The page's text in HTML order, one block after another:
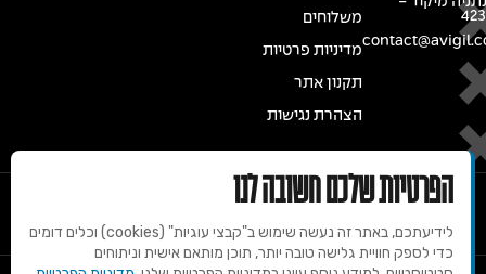
מיקוד -
משלוחים
מדיניות פרטיות
תקנון אתר
הצהרת נגישות
הפרטיות שלכם חשובה לנו
לידיעתכם, באתר זה נעשה שימוש ב"קבצי עוגיות" (cookies) וכלים דומים
כדי לספק חוויית גלישה טובה יותר, תוכן מותאם אישית וניתוחים